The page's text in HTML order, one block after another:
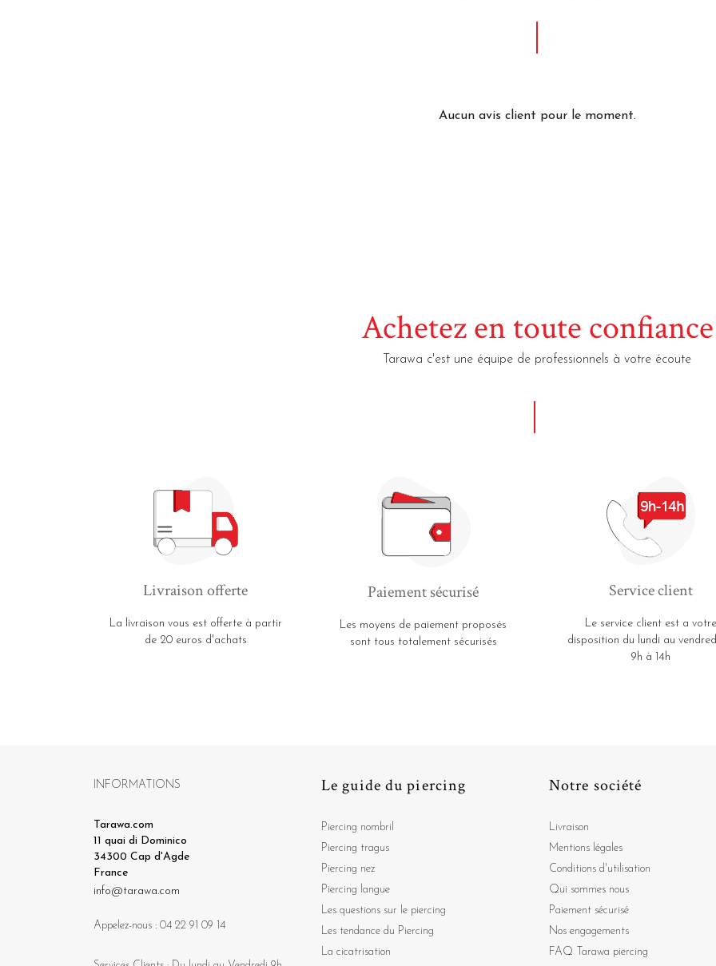
Aucun avis client pour le moment.
Achetez en toute confiance
Tarawa c'est une équipe de professionnels à votre écoute
Livraison offerte
La livraison vous est offerte à partir
de 20 euros d'achats
Paiement sécurisé
Les moyens de paiement proposés
sont tous totalement sécurisés
Service client
Le service client est a votre
disposition du lundi au
9h à 14h
INFORMATIONS
Tarawa.com
11 quai di Dominico
34300 Cap d'Agde
France
info@tarawa.com
Appelez-nous : 04 22 91 09 14
Le guide du piercing
Piercing nombril
Piercing tragus
Piercing nez
Piercing langue
Les questions sur le piercing
Les tendance du Piercing
La cicatrisation
Notre société
Livraison
Mentions légales
Conditions d'utilisation
Qui sommes nous
Paiement sécurisé
Nos engagements
FAQ Tarawa piercing